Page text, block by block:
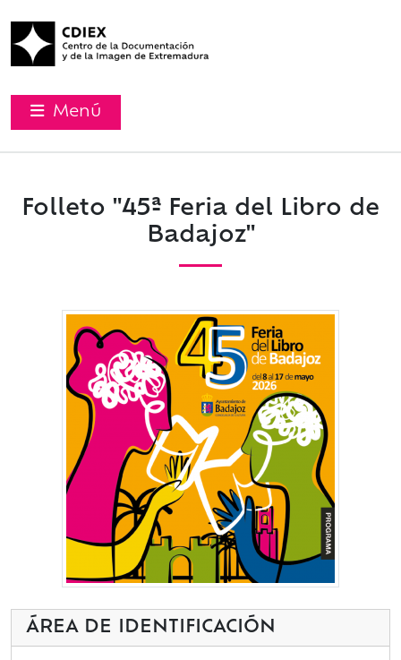
Menú
Folleto "45ª Feria del Libro de
Badajoz"
ÁREA DE IDENTIFICACIÓN